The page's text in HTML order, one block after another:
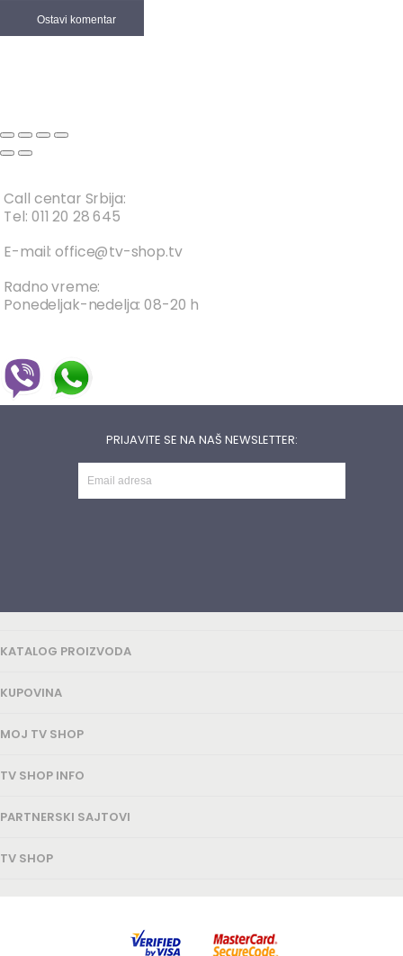
Ostavi komentar
Call centar Srbija:
Tel: 011 20 28 645
E-mail: office@tv-shop.tv
Radno vreme:
Ponedeljak-nedelja: 08-20 h
PRIJAVITE SE NA NAŠ NEWSLETTER:
KATALOG PROIZVODA
KUPOVINA
MOJ TV SHOP
TV SHOP INFO
PARTNERSKI SAJTOVI
TV SHOP